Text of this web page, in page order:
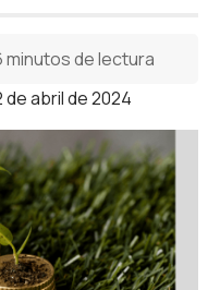
de abril de 2024
minutos de lectura